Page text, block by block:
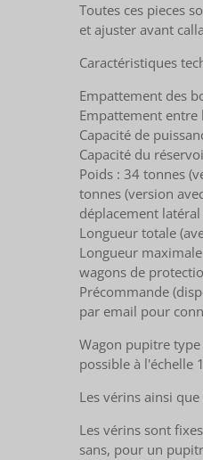
Toutes ces pieces
et ajuster avant
Caractéristiques
Empattement des
Empattement entre
Capacité de
Capacité du
Poids : 34 tonnes
tonnes (version
déplacement
Longueur totale
Longueur
wagons de
Précommande
par email pour
Wagon pupitre
possible à l'échelle
Les vérins ainsi
Les vérins sont
sans, pour un